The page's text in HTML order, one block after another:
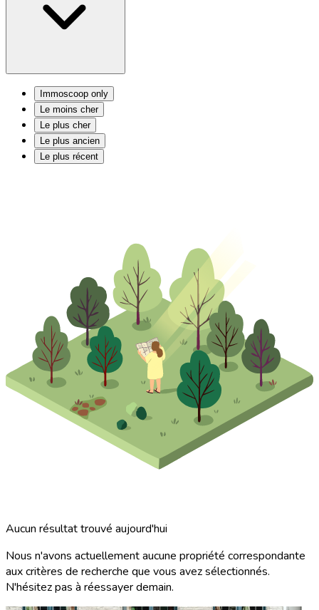
Immoscoop only
Le moins cher
Le plus cher
Le plus ancien
Le plus récent
Aucun résultat trouvé aujourd'hui
Nous n'avons actuellement aucune propriété correspondante
aux critères de recherche que vous avez sélectionnés.
N'hésitez pas à réessayer demain.